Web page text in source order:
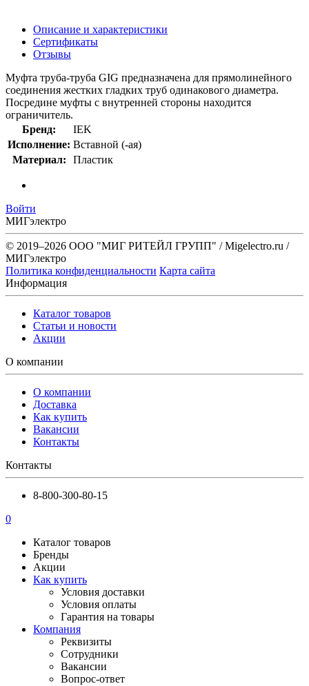
Описание и характеристики
Сертификаты
Отзывы
Муфта труба-труба GIG предназначена для прямолинейного
соединения жестких гладких труб одинакового диаметра.
Посредине муфты с внутренней стороны находится
ограничитель.
Бренд:
IEK
Исполнение: Вставной (-ая)
Материал:
Пластик
Войти
МИГэлектро
© 2019–2026 ООО "МИГ РИТЕЙЛ ГРУПП" / Migelectro.ru /
МИГэлектро
Политика конфиденциальности Карта сайта
Информация
Каталог товаров
Статьи и новости
Акции
О компании
О компании
Доставка
Как купить
Вакансии
Контакты
Контакты
8-800-300-80-15
0
Каталог товаров
Бренды
Акции
Как купить
Условия доставки
Условия оплаты
Гарантия на товары
Компания
Реквизиты
Сотрудники
Вакансии
Вопрос-ответ